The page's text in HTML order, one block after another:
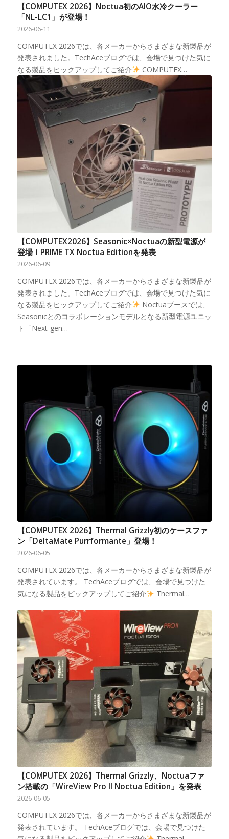
【COMPUTEX 2026】Noctua初のAIO水冷クーラー
「NL-LC1」が登場！
2026-06-11
COMPUTEX 2026では、各メーカーからさまざまな新製品が
発表されました。TechAceブログでは、会場で見つけた気に
なる製品をピックアップしてご紹介
COMPUTEX…
【COMPUTEX2026】Seasonic×Noctuaの新型電源が
登場！PRIME TX Noctua Editionを発表
2026-06-09
COMPUTEX 2026では、各メーカーからさまざまな新製品が
発表されました。TechAceブログでは、会場で見つけた気に
なる製品をピックアップしてご紹介
Noctuaブースでは、
Seasonicとのコラボレーションモデルとなる新型電源ユニッ
ト「Next-gen…
【COMPUTEX 2026】Thermal Grizzly初のケースファ
ン「DeltaMate Purrformante」登場！
2026-06-05
COMPUTEX 2026では、各メーカーからさまざまな新製品が
発表されています。 TechAceブログでは、会場で見つけた
気になる製品をピックアップしてご紹介
Thermal…
【COMPUTEX 2026】Thermal Grizzly、Noctuaファ
ン搭載の「WireView Pro II Noctua Edition」を発表
2026-06-05
COMPUTEX 2026では、各メーカーからさまざまな新製品が
発表されています。 TechAceブログでは、会場で見つけた